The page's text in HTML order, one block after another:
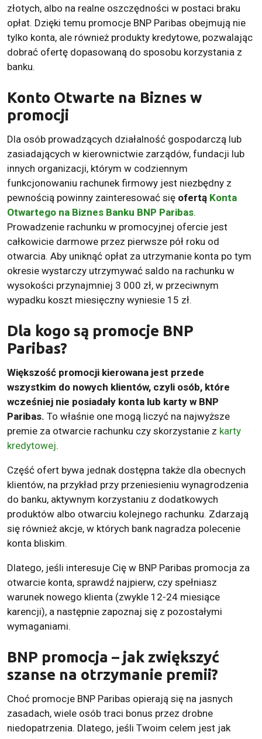
złotych, albo na realne oszczędności w postaci braku
opłat. Dzięki temu promocje BNP Paribas obejmują nie
tylko konta, ale również produkty kredytowe, pozwalając
dobrać ofertę dopasowaną do sposobu korzystania z
banku.
Konto Otwarte na Biznes w
promocji
Dla osób prowadzących działalność gospodarczą lub
zasiadających w kierownictwie zarządów, fundacji lub
innych organizacji, którym w codziennym
funkcjonowaniu rachunek firmowy jest niezbędny z
pewnością powinny zainteresować się ofertą Konta
Otwartego na Biznes Banku BNP Paribas.
Prowadzenie rachunku w promocyjnej ofercie jest
całkowicie darmowe przez pierwsze pół roku od
otwarcia. Aby uniknąć opłat za utrzymanie konta po tym
okresie wystarczy utrzymywać saldo na rachunku w
wysokości przynajmniej 3 000 zł, w przeciwnym
wypadku koszt miesięczny wyniesie 15 zł.
Dla kogo są promocje BNP
Paribas?
Większość promocji kierowana jest przede
wszystkim do nowych klientów, czyli osób, które
wcześniej nie posiadały konta lub karty w BNP
Paribas. To właśnie one mogą liczyć na najwyższe
premie za otwarcie rachunku czy skorzystanie z karty
kredytowej.
Część ofert bywa jednak dostępna także dla obecnych
klientów, na przykład przy przeniesieniu wynagrodzenia
do banku, aktywnym korzystaniu z dodatkowych
produktów albo otwarciu kolejnego rachunku. Zdarzają
się również akcje, w których bank nagradza polecenie
konta bliskim.
Dlatego, jeśli interesuje Cię w BNP Paribas promocja za
otwarcie konta, sprawdź najpierw, czy spełniasz
warunek nowego klienta (zwykle 12-24 miesiące
karencji), a następnie zapoznaj się z pozostałymi
wymaganiami.
BNP promocja – jak zwiększyć
szanse na otrzymanie premii?
Choć promocje BNP Paribas opierają się na jasnych
zasadach, wiele osób traci bonus przez drobne
niedopatrzenia. Dlatego, jeśli Twoim celem jest jak